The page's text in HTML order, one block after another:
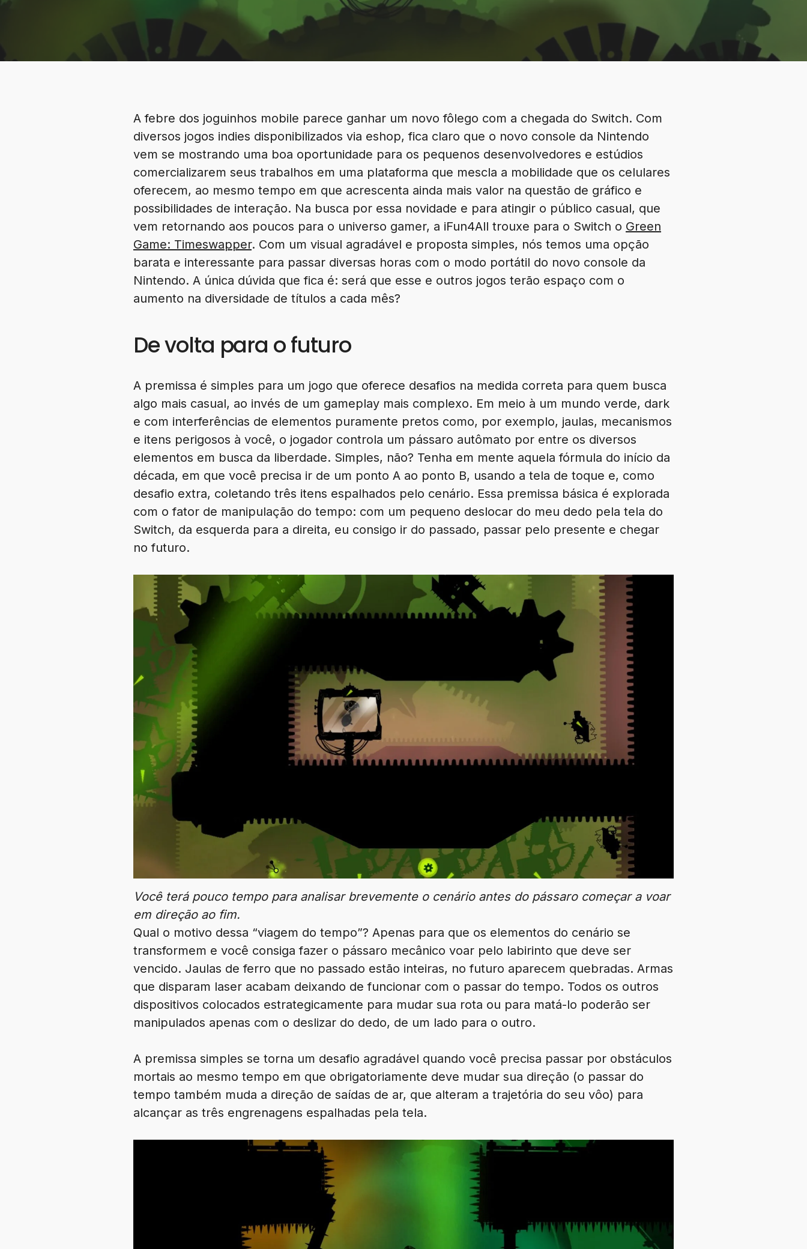
A febre dos joguinhos mobile parece ganhar um novo fôlego com a chegada do Switch. Com
diversos jogos indies disponibilizados via eshop, fica claro que o novo console da Nintendo
vem se mostrando uma boa oportunidade para os pequenos desenvolvedores e estúdios
comercializarem seus trabalhos em uma plataforma que mescla a mobilidade que os celulares
oferecem, ao mesmo tempo em que acrescenta ainda mais valor na questão de gráfico e
possibilidades de interação. Na busca por essa novidade e para atingir o público casual, que
vem retornando aos poucos para o universo gamer, a iFun4All trouxe para o Switch o Green
Game: Timeswapper. Com um visual agradável e proposta simples, nós temos uma opção
barata e interessante para passar diversas horas com o modo portátil do novo console da
Nintendo. A única dúvida que fica é: será que esse e outros jogos terão espaço com o
aumento na diversidade de títulos a cada mês?
De volta para o futuro
A premissa é simples para um jogo que oferece desafios na medida correta para quem busca
algo mais casual, ao invés de um gameplay mais complexo. Em meio à um mundo verde, dark
e com interferências de elementos puramente pretos como, por exemplo, jaulas, mecanismos
e itens perigosos à você, o jogador controla um pássaro autômato por entre os diversos
elementos em busca da liberdade. Simples, não? Tenha em mente aquela fórmula do início da
década, em que você precisa ir de um ponto A ao ponto B, usando a tela de toque e, como
desafio extra, coletando três itens espalhados pelo cenário. Essa premissa básica é explorada
com o fator de manipulação do tempo: com um pequeno deslocar do meu dedo pela tela do
Switch, da esquerda para a direita, eu consigo ir do passado, passar pelo presente e chegar
no futuro.
Você terá pouco tempo para analisar brevemente o cenário antes do pássaro começar a voar
em direção ao fim.
Qual o motivo dessa “viagem do tempo”? Apenas para que os elementos do cenário se
transformem e você consiga fazer o pássaro mecânico voar pelo labirinto que deve ser
vencido. Jaulas de ferro que no passado estão inteiras, no futuro aparecem quebradas. Armas
que disparam laser acabam deixando de funcionar com o passar do tempo. Todos os outros
dispositivos colocados estrategicamente para mudar sua rota ou para matá-lo poderão ser
manipulados apenas com o deslizar do dedo, de um lado para o outro.
A premissa simples se torna um desafio agradável quando você precisa passar por obstáculos
mortais ao mesmo tempo em que obrigatoriamente deve mudar sua direção (o passar do
tempo também muda a direção de saídas de ar, que alteram a trajetória do seu vôo) para
alcançar as três engrenagens espalhadas pela tela.